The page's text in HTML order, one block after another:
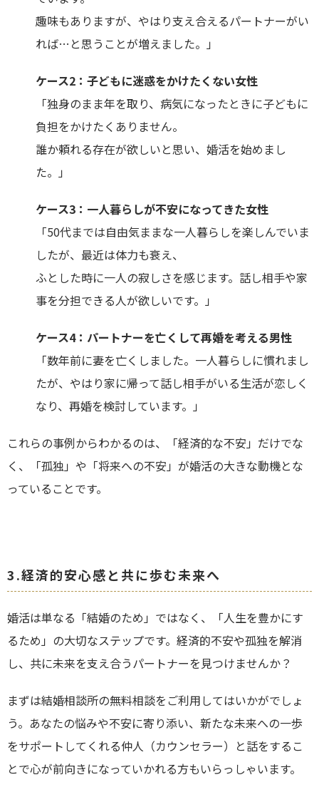
趣味もありますが、やはり支え合えるパートナーがい
れば…と思うことが増えました。」
ケース2：子どもに迷惑をかけたくない女性
「独身のまま年を取り、病気になったときに子どもに
負担をかけたくありません。
誰か頼れる存在が欲しいと思い、婚活を始めまし
た。」
ケース3：一人暮らしが不安になってきた女性
「50代までは自由気ままな一人暮らしを楽しんでいま
したが、最近は体力も衰え、
ふとした時に一人の寂しさを感じます。話し相手や家
事を分担できる人が欲しいです。」
ケース4：パートナーを亡くして再婚を考える男性
「数年前に妻を亡くしました。一人暮らしに慣れまし
たが、やはり家に帰って話し相手がいる生活が恋しく
なり、再婚を検討しています。」
これらの事例からわかるのは、「経済的な不安」だけでな
く、「孤独」や「将来への不安」が婚活の大きな動機とな
っていることです。
3.経済的安心感と共に歩む未来へ
婚活は単なる「結婚のため」ではなく、「人生を豊かにす
るため」の大切なステップです。経済的不安や孤独を解消
し、共に未来を支え合うパートナーを見つけませんか？
まずは結婚相談所の無料相談をご利用してはいかがでしょ
う。あなたの悩みや不安に寄り添い、新たな未来への一歩
をサポートしてくれる仲人（カウンセラー）と話をするこ
とで心が前向きになっていかれる方もいらっしゃいます。